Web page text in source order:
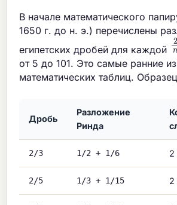
В начале математического
1650 г. до н. э.) перечислены
египетских дробей для каждой
2
от 5 до 101. Это самые ранние
математических таблиц.
Дробь
Разложение
Ринда
2/3 1/2 + 1/6 2
2/5 1/3 + 1/15 2